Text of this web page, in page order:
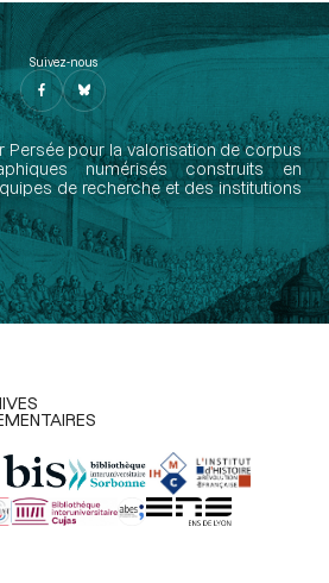
Suivez-nous
Persée pour la valorisation de corpus
numérisés construits en
de recherche et des institutions